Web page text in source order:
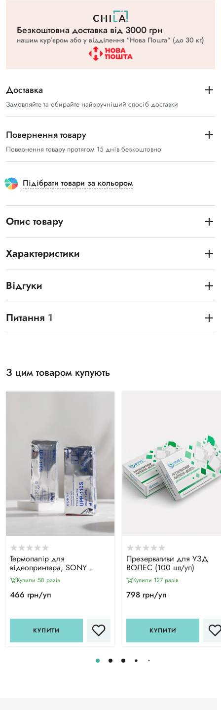
Безкоштовна доставка вiд 3000 грн
нашим курʼєром або у відділення “Нова Пошта” (до 30 кг)
Доставка
Замовляйте та обирайте найзручніший спосіб доставки
Повернення товару
Повернення товару протягом 15 днів безкоштовно
Підібрати товари за кольором
Опис товару
Характеристики
Відгуки
Питання 1
З цим товаром купують
Термопапір для
відеопринтера, SONY
UPP110 S (110ммх20м)
Купили 58 разiв
466 грн/уп
КУПИТИ
Презервативи для УЗД
ВОЛЕС (100 шт/уп)
Купили 127 разiв
798 грн/уп
КУПИТИ